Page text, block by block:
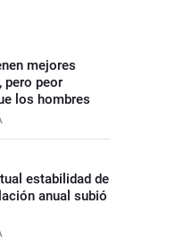
mejores
pero peor
los hombres
estabilidad de
anual subió